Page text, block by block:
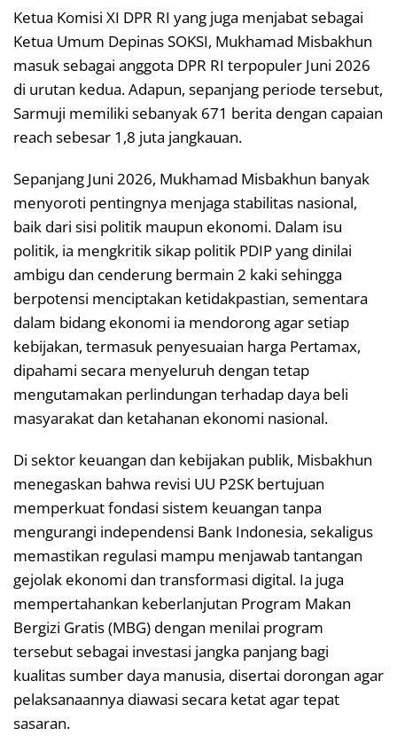
Ketua Komisi XI DPR RI yang juga menjabat sebagai
Ketua Umum Depinas SOKSI, Mukhamad Misbakhun
masuk sebagai anggota DPR RI terpopuler Juni 2026
di urutan kedua. Adapun, sepanjang periode tersebut,
Sarmuji memiliki sebanyak 671 berita dengan capaian
reach sebesar 1,8 juta jangkauan.
Sepanjang Juni 2026, Mukhamad Misbakhun banyak
menyoroti pentingnya menjaga stabilitas nasional,
baik dari sisi politik maupun ekonomi. Dalam isu
politik, ia mengkritik sikap politik PDIP yang dinilai
ambigu dan cenderung bermain 2 kaki sehingga
berpotensi menciptakan ketidakpastian, sementara
dalam bidang ekonomi ia mendorong agar setiap
kebijakan, termasuk penyesuaian harga Pertamax,
dipahami secara menyeluruh dengan tetap
mengutamakan perlindungan terhadap daya beli
masyarakat dan ketahanan ekonomi nasional.
Di sektor keuangan dan kebijakan publik, Misbakhun
menegaskan bahwa revisi UU P2SK bertujuan
memperkuat fondasi sistem keuangan tanpa
mengurangi independensi Bank Indonesia, sekaligus
memastikan regulasi mampu menjawab tantangan
gejolak ekonomi dan transformasi digital. Ia juga
mempertahankan keberlanjutan Program Makan
Bergizi Gratis (MBG) dengan menilai program
tersebut sebagai investasi jangka panjang bagi
kualitas sumber daya manusia, disertai dorongan agar
pelaksanaannya diawasi secara ketat agar tepat
sasaran.